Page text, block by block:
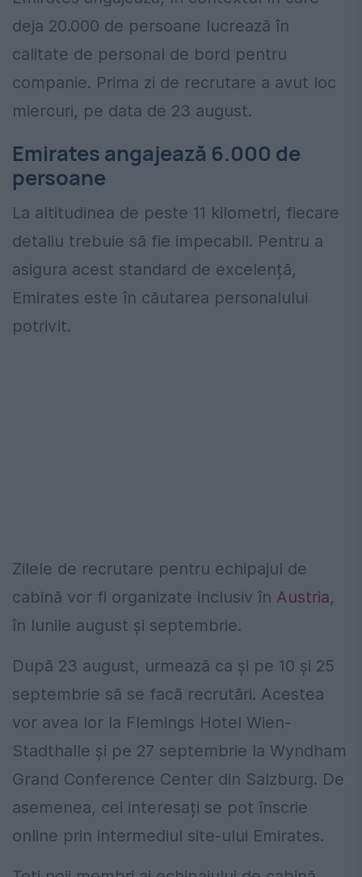
deja 20.000 de persoane lucrează în
calitate de personal de bord pentru
companie. Prima zi de recrutare a avut loc
miercuri, pe data de 23 august.
Emirates angajează 6.000 de
persoane
La altitudinea de peste 11 kilometri, fiecare
detaliu trebuie să fie impecabil. Pentru a
asigura acest standard de excelență,
Emirates este în căutarea personalului
potrivit.
Zilele de recrutare pentru echipajul de
cabină vor fi organizate inclusiv în Austria,
în lunile august și septembrie.
După 23 august, urmează ca și pe 10 și 25
septembrie să se facă recrutări. Acestea
vor avea lor la Flemings Hotel Wien-
Stadthalle și pe 27 septembrie la Wyndham
Grand Conference Center din Salzburg. De
asemenea, cei interesați se pot înscrie
online prin intermediul site-ului Emirates.